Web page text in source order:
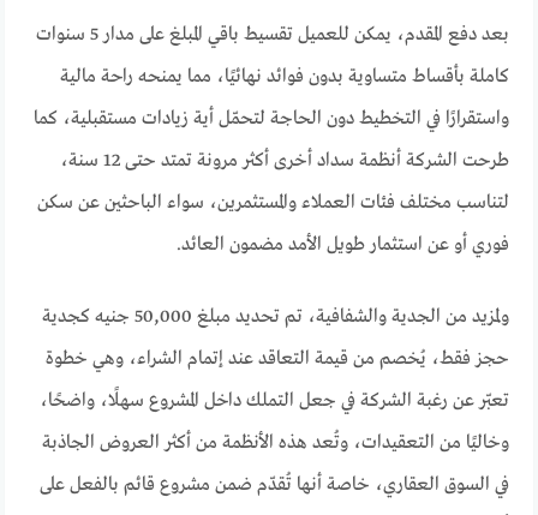
بعد دفع المقدم، يمكن للعميل تقسيط باقي المبلغ على مدار 5 سنوات
كاملة بأقساط متساوية بدون فوائد نهائيًا، مما يمنحه راحة مالية
واستقرارًا في التخطيط دون الحاجة لتحمّل أية زيادات مستقبلية، كما
طرحت الشركة أنظمة سداد أخرى أكثر مرونة تمتد حتى 12 سنة،
لتناسب مختلف فئات العملاء والمستثمرين، سواء الباحثين عن سكن
فوري أو عن استثمار طويل الأمد مضمون العائد.
ولمزيد من الجدية والشفافية، تم تحديد مبلغ 50,000 جنيه كجدية
حجز فقط، يُخصم من قيمة التعاقد عند إتمام الشراء، وهي خطوة
تعبّر عن رغبة الشركة في جعل التملك داخل المشروع سهلًا، واضحًا،
وخاليًا من التعقيدات، وتُعد هذه الأنظمة من أكثر العروض الجاذبة
في السوق العقاري، خاصة أنها تُقدّم ضمن مشروع قائم بالفعل على